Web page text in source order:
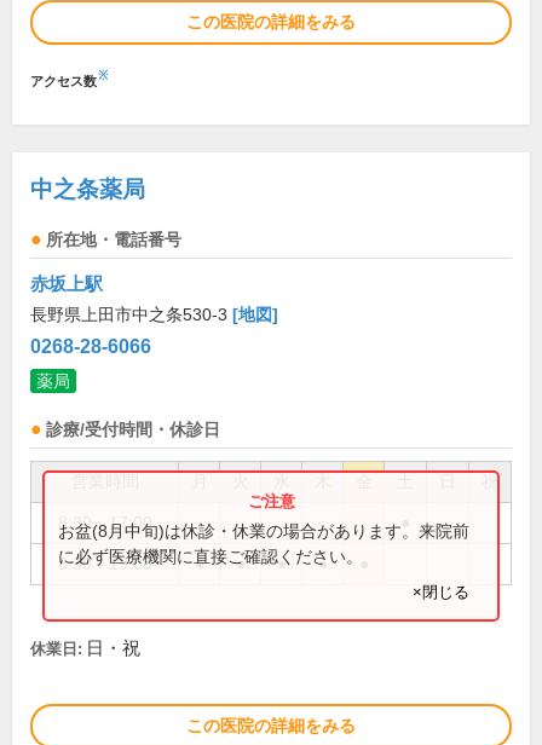
この医院の詳細をみる
アクセス数※
中之条薬局
所在地・電話番号
赤坂上駅
長野県上田市中之条530-3 [地図]
0268-28-6066
薬局
診療/受付時間・休診日
祝
8:30～17:00
8:30～19:00 ● ● ● ●
お盆(8月中旬)は休診・休業の場合があります。来院前
に必ず医療機関に直接ご確認ください。
×閉じる
休業日: 日・祝
この医院の詳細をみる